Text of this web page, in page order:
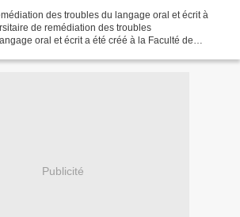
des troubles du langage oral et écrit à
de remédiation des troubles
oral et écrit a été créé à la Faculté de
Publicité